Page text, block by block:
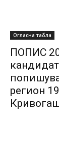
Огласна табла
ПОПИС
регион